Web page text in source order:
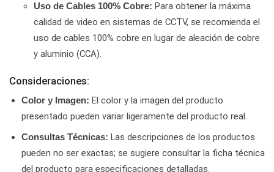
Uso de Cables 100% Cobre: Para obtener la máxima
calidad de video en sistemas de CCTV, se recomienda el
uso de cables 100% cobre en lugar de aleación de cobre
y aluminio (CCA).
Consideraciones:
Color y Imagen: El color y la imagen del producto
presentado pueden variar ligeramente del producto real.
Consultas Técnicas: Las descripciones de los productos
pueden no ser exactas; se sugiere consultar la ficha técnica
del producto para especificaciones detalladas.